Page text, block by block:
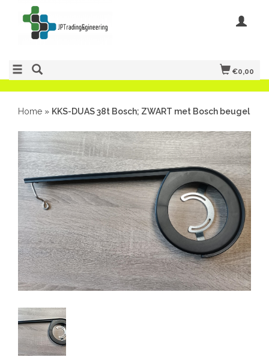
€0,00
Home » KKS-DUAS 38t Bosch; ZWART met Bosch beugel